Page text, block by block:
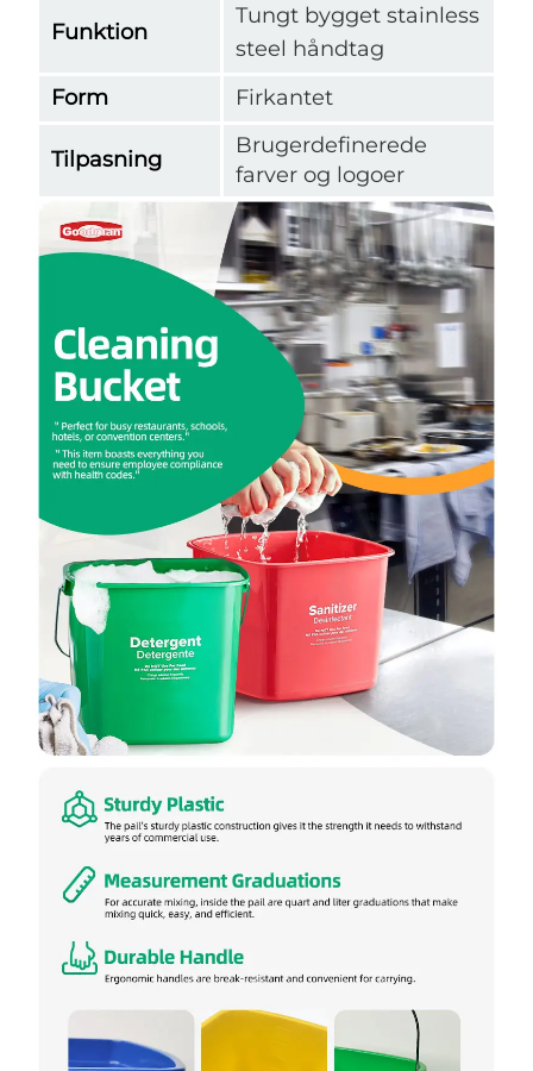
Funktion
Tungt bygget stainless
steel håndtag
Form
Firkantet
Tilpasning
Brugerdefinerede
farver og logoer